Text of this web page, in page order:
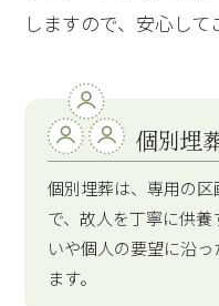
しますので、安心して
個別埋
個別埋葬は、専用の
で、故人を丁寧に供
いや個人の要望に沿
ます。